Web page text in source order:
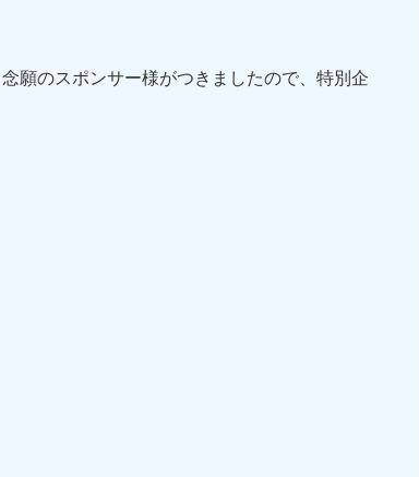
願のスポンサー様がつきましたので、特別企